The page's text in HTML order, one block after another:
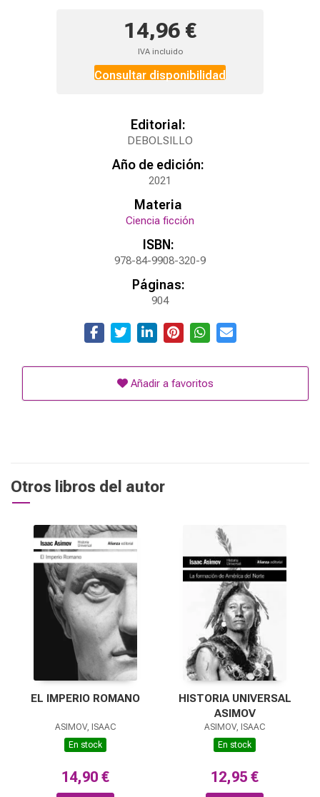
14,96 €
IVA incluido
Consultar disponibilidad
Editorial:
DEBOLSILLO
Año de edición:
2021
Materia
Ciencia ficción
ISBN:
978-84-9908-320-9
Páginas:
904
Añadir a favoritos
Otros libros del autor
EL IMPERIO ROMANO
ASIMOV, ISAAC
En stock
14,90 €
HISTORIA UNIVERSAL
ASIMOV
ASIMOV, ISAAC
En stock
12,95 €